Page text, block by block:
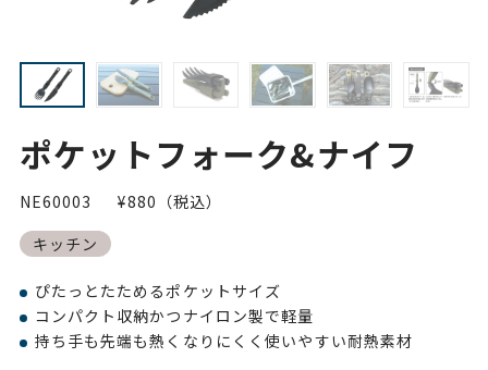
ポケットフォーク&ナイフ
NE60003
¥880（税込）
キッチン
ぴたっとたためるポケットサイズ
コンパクト収納かつナイロン製で軽量
持ち手も先端も熱くなりにくく使いやすい耐熱素材